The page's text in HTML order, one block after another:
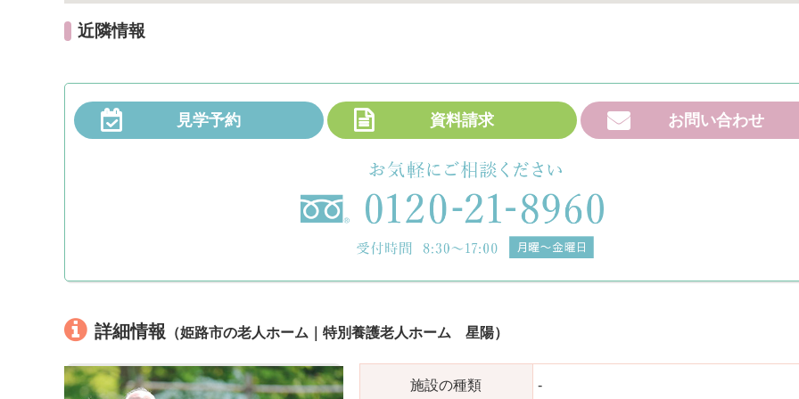
近隣情報
見学予約 資料請求 お問い合わせ
詳細情報 （姫路市の老人ホーム｜特別養護老人ホーム 星陽）
施設の種類 -